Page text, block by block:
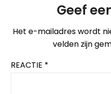
Geef
Het e-mailadres wordt
velden zijn
REACTIE *